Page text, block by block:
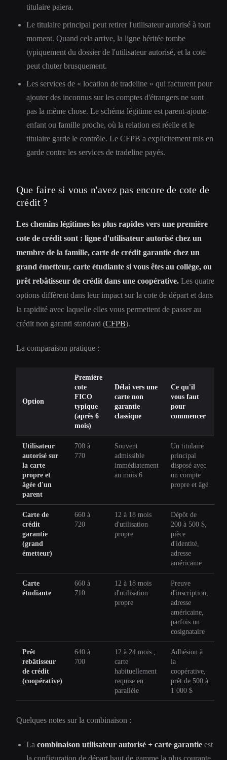
titulaire paiera.
Le titulaire principal peut retirer l'utilisateur autorisé à tout
moment. Quand cela arrive, la ligne héritée tombe
typiquement du dossier de l'utilisateur autorisé, et la cote
peut chuter brusquement.
Les services de « location de tradeline » qui facturent pour
ajouter des inconnus sur les comptes d'étrangers ne sont
pas la même chose. Le schéma légitime est parent-ajoute-
enfant ou famille proche, où la relation est réelle et le
titulaire garde le contrôle. Le CFPB a explicitement mis en
garde contre les services de tradeline payés.
Que faire si vous n'avez pas encore de cote de
crédit ?
Les chemins légitimes les plus rapides vers une première
cote de crédit sont : ligne d'utilisateur autorisé chez un
membre de la famille, carte de crédit garantie chez un
grand émetteur, carte étudiante si vous êtes au collège, ou
prêt rebâtisseur de crédit dans une coopérative. Les quatre
options diffèrent dans leur impact sur la cote de départ et dans
la rapidité avec laquelle elles vous permettent de passer au
crédit non garanti standard (CFPB).
La comparaison pratique :
Option
Première
cote
FICO
typique
(après 6
mois)
Délai vers une
carte non
garantie
classique
Ce qu'il
vous faut
pour
commencer
Utilisateur
autorisé sur
la carte
propre et
âgée d'un
parent
700 à
770
Souvent
admissible
immédiatement
au mois 6
Un titulaire
principal
disposé avec
un compte
propre et âgé
Carte de
crédit
garantie
(grand
émetteur)
660 à
720
12 à 18 mois
d'utilisation
propre
Dépôt de
200 à 500 $,
pièce
d'identité,
adresse
américaine
Carte
étudiante
660 à
710
12 à 18 mois
d'utilisation
propre
Preuve
d'inscription,
adresse
américaine,
parfois un
cosignataire
Prêt
rebâtisseur
de crédit
(coopérative)
640 à
700
12 à 24 mois ;
carte
habituellement
requise en
parallèle
Adhésion à
la
coopérative,
prêt de 500 à
1 000 $
Quelques notes sur la combinaison :
La combinaison utilisateur autorisé + carte garantie est
la configuration de départ haut de gamme la plus courante.